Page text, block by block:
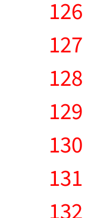
126
127
128
129
130
131